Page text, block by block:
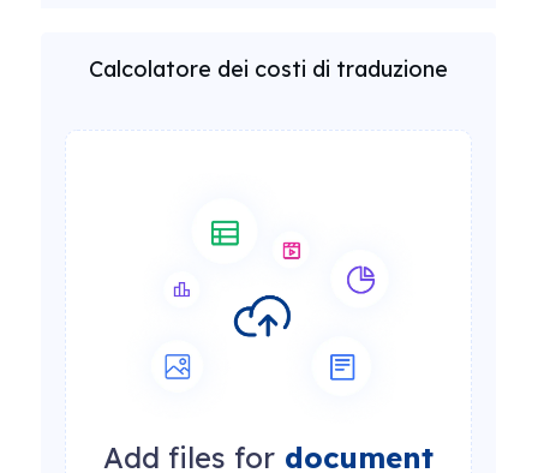
Calcolatore dei costi di traduzione
Add files for document